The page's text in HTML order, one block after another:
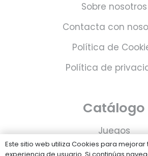
Sobre nosotros
Contacta con
Política de
Política de
Catálogo
Juegos
Consolas
Este sitio web utiliza Cookies para mejorar